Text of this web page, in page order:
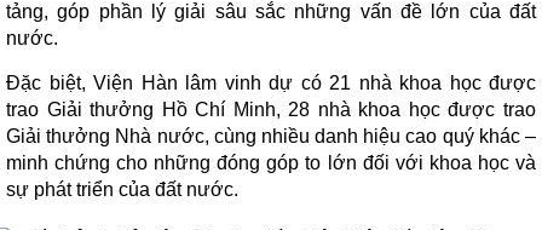
tảng, góp phần lý giải sâu sắc những vấn đề lớn của đất
nước.
Đặc biệt, Viện Hàn lâm vinh dự có 21 nhà khoa học được
trao Giải thưởng Hồ Chí Minh, 28 nhà khoa học được trao
Giải thưởng Nhà nước, cùng nhiều danh hiệu cao quý khác –
minh chứng cho những đóng góp to lớn đối với khoa học và
sự phát triển của đất nước.